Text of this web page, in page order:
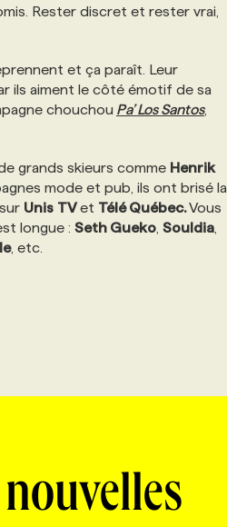
Rester discret et rester vrai,
et ça paraît. Leur
ils aiment le côté émotif de sa
chouchou Pa’ Los Santos,
grands skieurs comme Henrik
mode et pub, ils ont brisé la
Unis TVet Télé Québec.Vous
longue : Seth Gueko Souldia
, etc.